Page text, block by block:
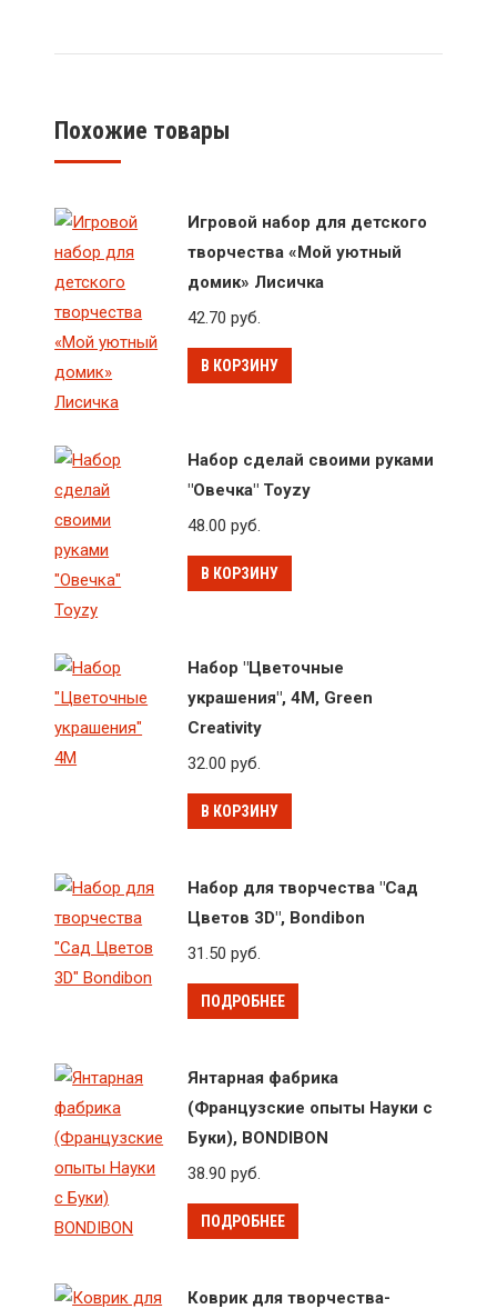
Похожие товары
Игровой набор для детского
творчества «Мой уютный
домик» Лисичка
42.70руб.
В КОРЗИНУ
Набор сделай своими руками
"Овечка" Toyzy
48.00руб.
В КОРЗИНУ
Набор "Цветочные
украшения", 4М, Green
Creativity
32.00руб.
В КОРЗИНУ
Набор для творчества "Сад
Цветов 3D", Bondibon
31.50руб.
ПОДРОБНЕЕ
Янтарная фабрика
(Французские опыты Науки с
Буки), BONDIBON
38.90руб.
ПОДРОБНЕЕ
Коврик для творчества-